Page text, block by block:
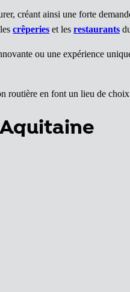
créant ainsi une forte
crêperies et les restaurants
ou une expérience
routière en font un lieu de